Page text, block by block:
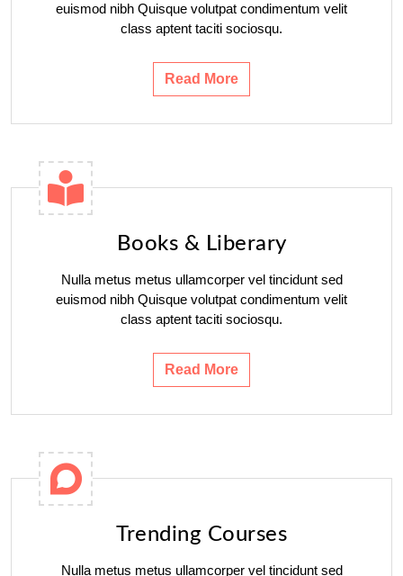
euismod nibh Quisque volutpat condimentum velit
class aptent taciti sociosqu.
Read More
Books & Liberary
Nulla metus metus ullamcorper vel tincidunt sed
euismod nibh Quisque volutpat condimentum velit
class aptent taciti sociosqu.
Read More
Trending Courses
Nulla metus metus ullamcorper vel tincidunt sed